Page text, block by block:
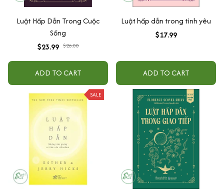
Luật Hấp Dẫn Trong Cuộc
Sống
$23.99 $26.00
ADD TO CART
Luật hấp dẫn trong tình yêu
$17.99
ADD TO CART
SALE